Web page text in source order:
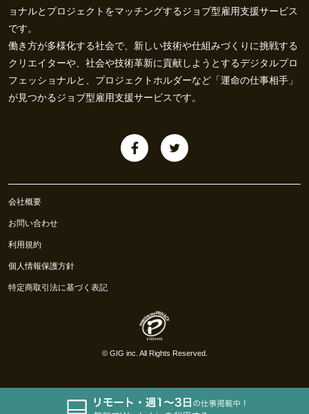
ョナルとプロジェクトをマッチングするジョブ型雇用支援サービス
です。
働き方が多様化する社会で、新しい技術や仕組みづくりに挑戦する
クリエイターや、社会や技術革新に貢献しようとするデジタルプロ
フェッショナルと、プロジェクトホルダーなど「運命の仕事相手」
が見つかるジョブ型雇用支援サービスです。
会社概要
お問い合わせ
利用規約
個人情報保護方針
特定商取引法に基づく表記
© GIG inc. All Rights Reserved.